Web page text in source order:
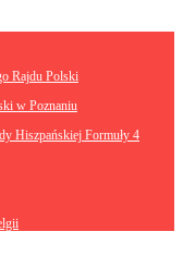
Rajdu Polski
w Poznaniu
Hiszpańskiej Formuły 4